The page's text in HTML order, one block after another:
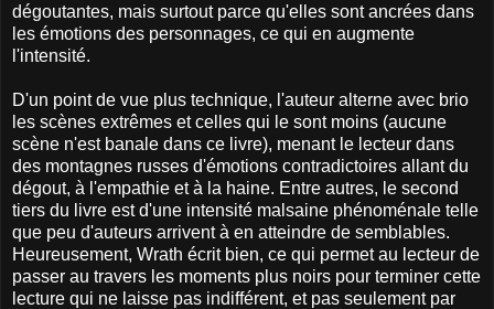
dégoutantes, mais surtout parce qu'elles sont ancrées dans
les émotions des personnages, ce qui en augmente
l'intensité.
D'un point de vue plus technique, l'auteur alterne avec brio
les scènes extrêmes et celles qui le sont moins (aucune
scène n'est banale dans ce livre), menant le lecteur dans
des montagnes russes d'émotions contradictoires allant du
dégout, à l'empathie et à la haine. Entre autres, le second
tiers du livre est d'une intensité malsaine phénoménale telle
que peu d'auteurs arrivent à en atteindre de semblables.
Heureusement, Wrath écrit bien, ce qui permet au lecteur de
passer au travers les moments plus noirs pour terminer cette
lecture qui ne laisse pas indifférent, et pas seulement par